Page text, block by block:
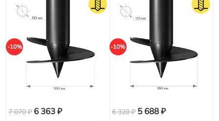
-10%
7 070 ₽ 6 363 ₽
-10%
6 320 ₽ 5 688 ₽